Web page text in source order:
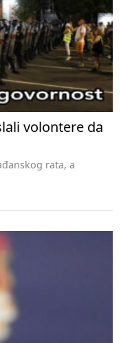
volontere da
rata, a